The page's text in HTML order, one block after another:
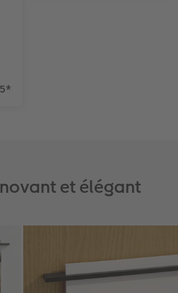
*
et élégant